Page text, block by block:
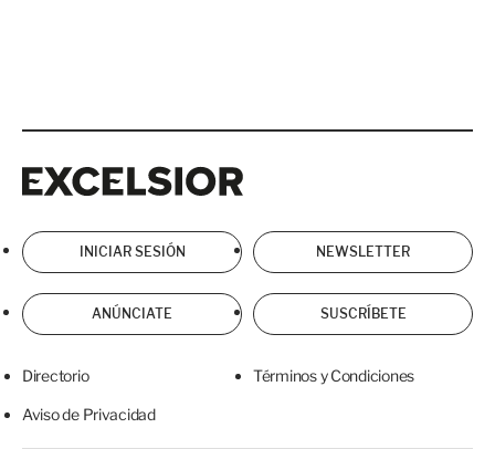
INICIAR SESIÓN NEWSLETTER
ANÚNCIATE SUSCRÍBETE
Directorio Términos y Condiciones
Aviso de Privacidad